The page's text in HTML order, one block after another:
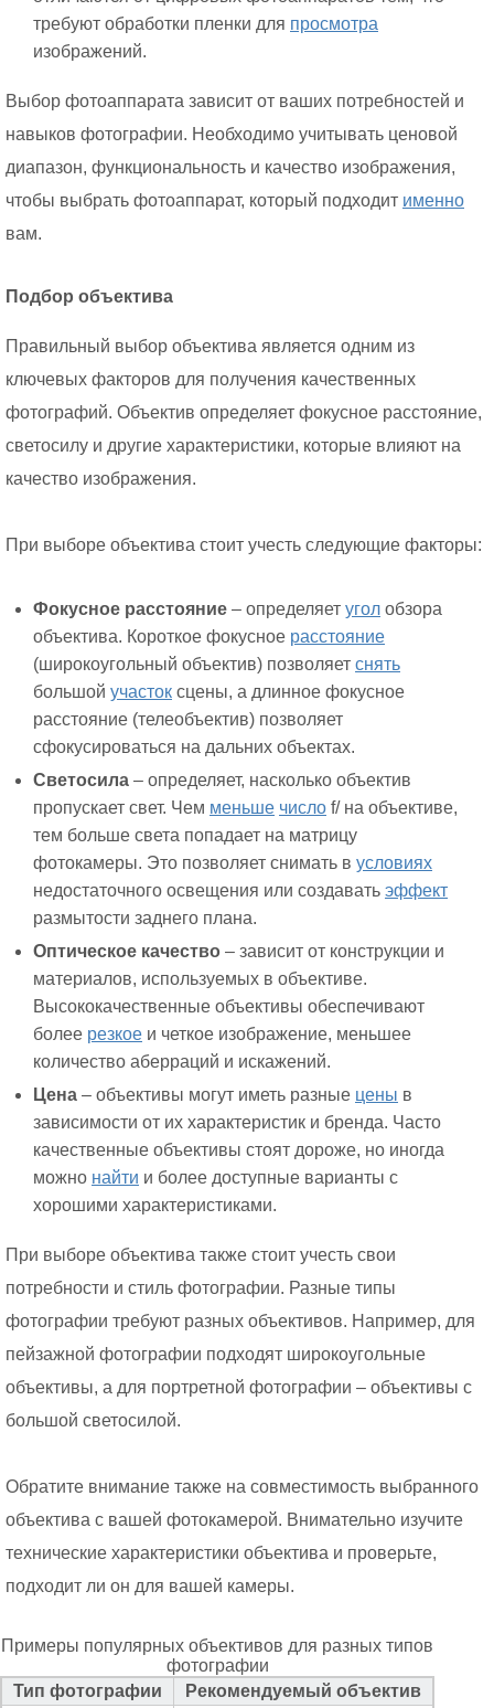
требуют обработки пленки для просмотра
изображений.
Выбор фотоаппарата зависит от ваших потребностей и
навыков фотографии. Необходимо учитывать ценовой
диапазон, функциональность и качество изображения,
чтобы выбрать фотоаппарат, который подходит именно
вам.
Подбор объектива
Правильный выбор объектива является одним из
ключевых факторов для получения качественных
фотографий. Объектив определяет фокусное расстояние,
светосилу и другие характеристики, которые влияют на
качество изображения.
При выборе объектива стоит учесть следующие факторы:
Фокусное расстояние – определяет угол обзора
объектива. Короткое фокусное расстояние
(широкоугольный объектив) позволяет снять
большой участок сцены, а длинное фокусное
расстояние (телеобъектив) позволяет
сфокусироваться на дальних объектах.
Светосила – определяет, насколько объектив
пропускает свет. Чем меньше число f/ на объективе,
тем больше света попадает на матрицу
фотокамеры. Это позволяет снимать в условиях
недостаточного освещения или создавать эффект
размытости заднего плана.
Оптическое качество – зависит от конструкции и
материалов, используемых в объективе.
Высококачественные объективы обеспечивают
более резкое и четкое изображение, меньшее
количество аберраций и искажений.
Цена – объективы могут иметь разные цены в
зависимости от их характеристик и бренда. Часто
качественные объективы стоят дороже, но иногда
можно найти и более доступные варианты с
хорошими характеристиками.
При выборе объектива также стоит учесть свои
потребности и стиль фотографии. Разные типы
фотографии требуют разных объективов. Например, для
пейзажной фотографии подходят широкоугольные
объективы, а для портретной фотографии – объективы с
большой светосилой.
Обратите внимание также на совместимость выбранного
объектива с вашей фотокамерой. Внимательно изучите
технические характеристики объектива и проверьте,
подходит ли он для вашей камеры.
Примеры популярных объективов для разных типов
фотографии
Тип фотографии
Рекомендуемый объектив